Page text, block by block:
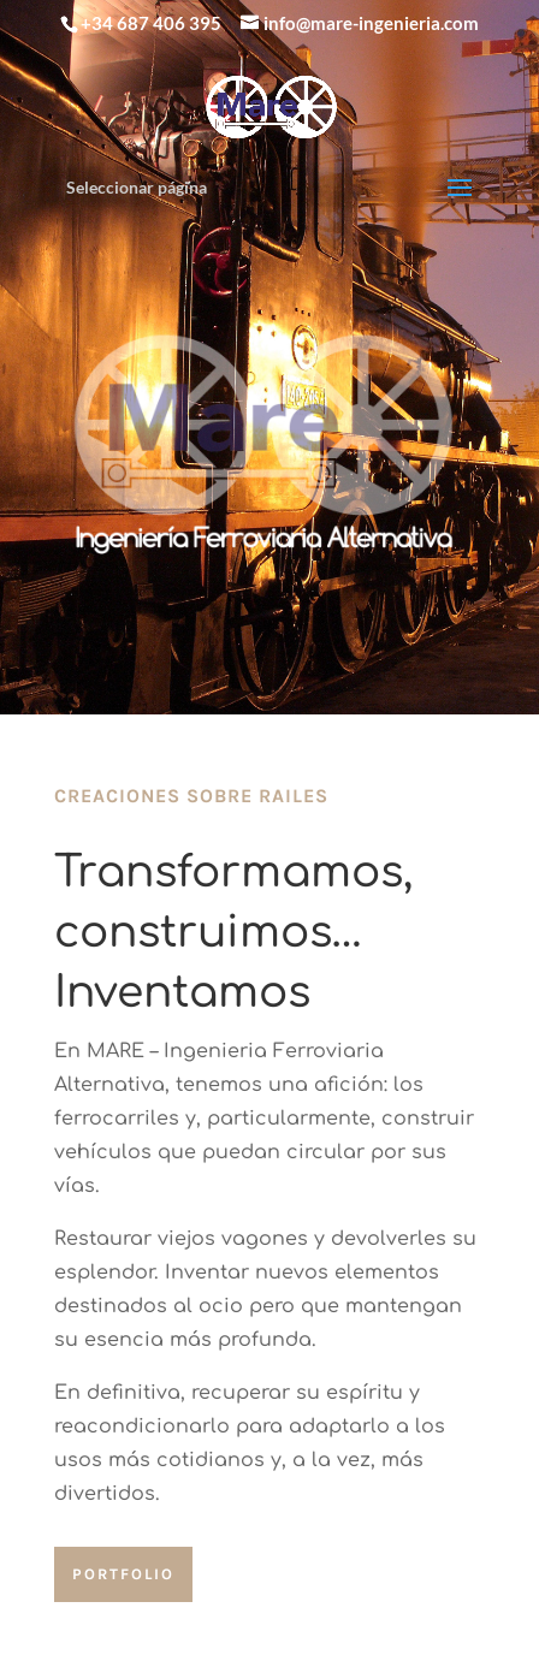
+34 687 406 395 info@mare-ingenieria.com
Seleccionar página
CREACIONES SOBRE RAILES
Transformamos,
construimos…
Inventamos
En MARE – Ingenieria Ferroviaria
Alternativa, tenemos una afición: los
ferrocarriles y, particularmente, construir
vehículos que puedan circular por sus
vías.
Restaurar viejos vagones y devolverles su
esplendor. Inventar nuevos elementos
destinados al ocio pero que mantengan
su esencia más profunda.
En definitiva, recuperar su espíritu y
reacondicionarlo para adaptarlo a los
usos más cotidianos y, a la vez, más
divertidos.
PORTFOLIO